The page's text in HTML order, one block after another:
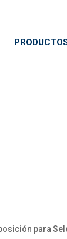
para